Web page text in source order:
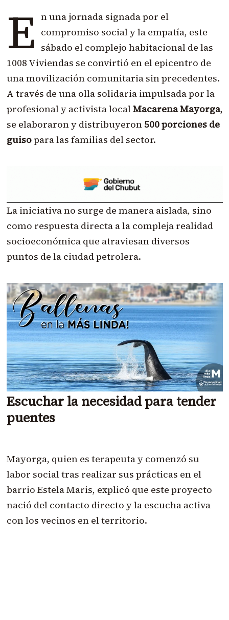
E n una jornada signada por el
compromiso social y la empatía, este
sábado el complejo habitacional de las
1008 Viviendas se convirtió en el epicentro de
una movilización comunitaria sin precedentes.
A través de una olla solidaria impulsada por la
profesional y activista localMacarena Mayorga,
se elaboraron y distribuyeron 500 porciones de
guisopara las familias del sector.
La iniciativa no surge de manera aislada, sino
como respuesta directa a la compleja realidad
socioeconómica que atraviesan diversos
puntos de la ciudad petrolera.
Escuchar la necesidad para tender
puentes
Mayorga, quien es terapeuta y comenzó su
labor social tras realizar sus prácticas en el
barrio Estela Maris, explicó que este proyecto
nació del contacto directo y la escucha activa
con los vecinos en el territorio.